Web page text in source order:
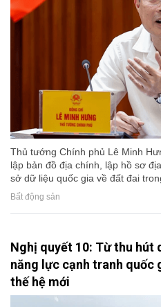
Thủ tướng Chính phủ Lê Minh
lập bản đồ địa chính, lập hồ sơ
sở dữ liệu quốc gia về đất đai
Bất động sản
Nghị quyết 10: Từ thu hút
năng lực cạnh tranh quốc
thế hệ mới